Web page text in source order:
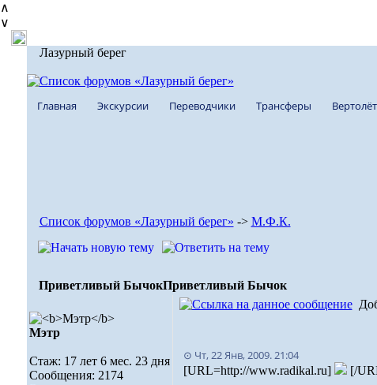
∧
∨
Лазурный берег
Главная Экскурсии Переводчики Трансферы Вертолёт
Список форумов «Лазурный берег» -> М.Ф.К.
Приветливый БычокПриветливый Бычок
Мэтр
Стаж: 17 лет 6 мес. 23 дня
Сообщения: 2174
⊙ Чт, 22 Янв, 2009. 21:04
[URL=http://www.radikal.ru] [/